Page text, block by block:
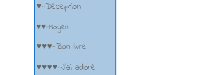
♥-Déception
♥♥-Moyen
♥♥♥-Bon livre
♥♥♥♥-J'ai adoré